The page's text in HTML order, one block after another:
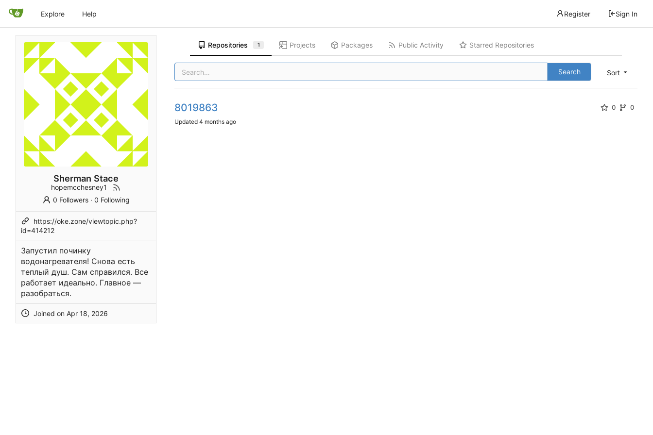
Explore Help Register Sign In
Sherman Stace
hopemcchesney1
0 Followers· 0 Following
https://oke.zone/viewtopic.php?
id=414212
Запустил починку
водонагревателя! Снова есть
теплый душ. Сам справился. Все
работает идеально. Главное —
разобраться.
Joined on
Repositories 1 Projects Packages Public Activity Starred Repositories
Sort
Search
8019863 0 0
Updated